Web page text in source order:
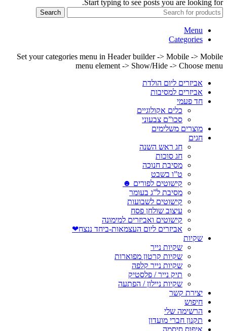
Start typing to see posts you are looking for.
Search
Menu
Categories
Set your categories menu in Header builder -> Mobile -> Mobile
menu element -> Show/Hide -> Choose menu
אביזרים ליום הולדת
אביזרים למסיבות
חד פעמי
כלים אקולוגיים
סכו”ם צבעוני
מוצרים משלימים
חגים
חג ראש השנה
חג סוכות
מסיבת חנוכה
ט”ו בשבט
קישוטים לפורים ☻
מסיבת ל”ג בעומר
קישוטים לשבועות
עיצוב שולחן פסח
קישוטים ואביזרים למימונה
אביזרים ליום העצמאות-ביחד ננצח❤
שקיות
שקיות נייר
שקיות קרטון מפוארות
שקיות נייר קלפה
תיק נייר / פלסטיק
שקיות ניילון / הפתעה
יצירת קשר
חיפוש
הרשימה שלי
תקנון חברי מועדון